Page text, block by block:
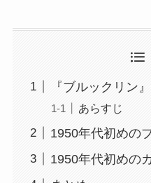
『ブルックリン
あらすじ
1950年代初めの
1950年代初めの